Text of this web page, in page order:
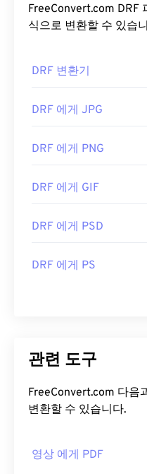
FreeConvert.com DRF 파일을 다음과 같은 다른 형
식으로 변환할 수 있습
DRF 변환기
DRF 에게 JPG
DRF 에게 PNG
DRF 에게 GIF
DRF 에게 PSD
DRF 에게 PS
관련 도구
FreeConvert.com 다음
변환할 수 있습니다.
영상 에게 PDF